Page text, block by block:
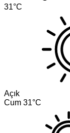
31°C
Açık
Cum 31°C